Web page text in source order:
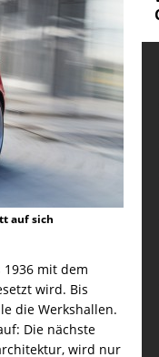
auf sich
mit dem
wird. Bis
die Werkshallen.
Die nächste
wird nur